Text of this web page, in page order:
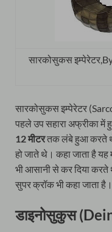
सारकोसुकस
सारकोसुकस इम्पेरेटर
पहले उप सहारा अफ्रीका में
12 मीटरतक लंबे हुआ करते
हो जाते थे। कहा जाता है
भी आसानी से कर दिया करते
सुपर क्रॉक भी कहा जाता है।
डाइनोसुकुस